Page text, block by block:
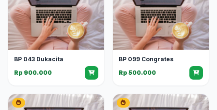
BP 043 Dukacita
Rp 900.000
BP 099 Congrates
Rp 500.000